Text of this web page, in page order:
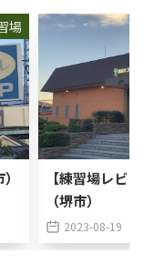
場
【練習場レビ
（堺市）
2023-08-19